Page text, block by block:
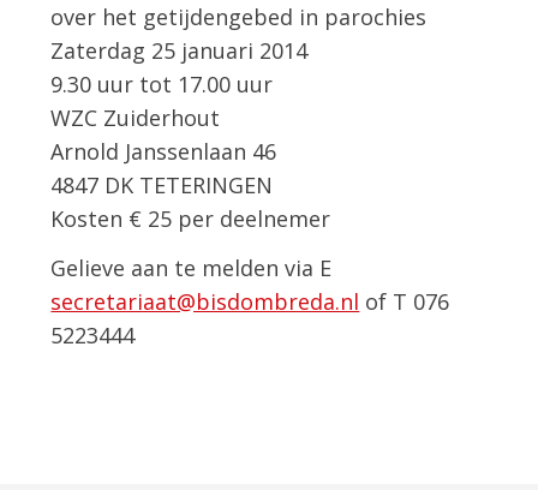
over het getijdengebed in parochies
Zaterdag 25 januari 2014
9.30 uur tot 17.00 uur
WZC Zuiderhout
Arnold Janssenlaan 46
4847 DK TETERINGEN
Kosten € 25 per deelnemer
Gelieve aan te melden via E
secretariaat@bisdombreda.nl of T 076
5223444